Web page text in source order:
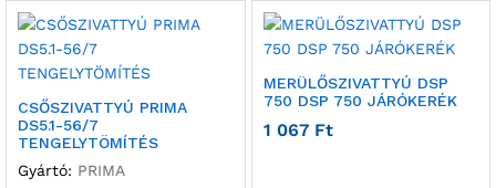
CSŐSZIVATTYÚ PRIMA
DS5.1-56/7
TENGELYTÖMÍTÉS
Gyártó: PRIMA
MERÜLŐSZIVATTYÚ DSP
750 DSP 750 JÁRÓKERÉK
1 067 Ft